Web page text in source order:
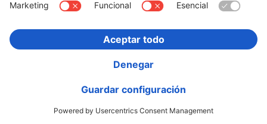
USB-C, USB-A, Rojo
00201714
Variantes: Tono del Color (3) & Capacidad (2)